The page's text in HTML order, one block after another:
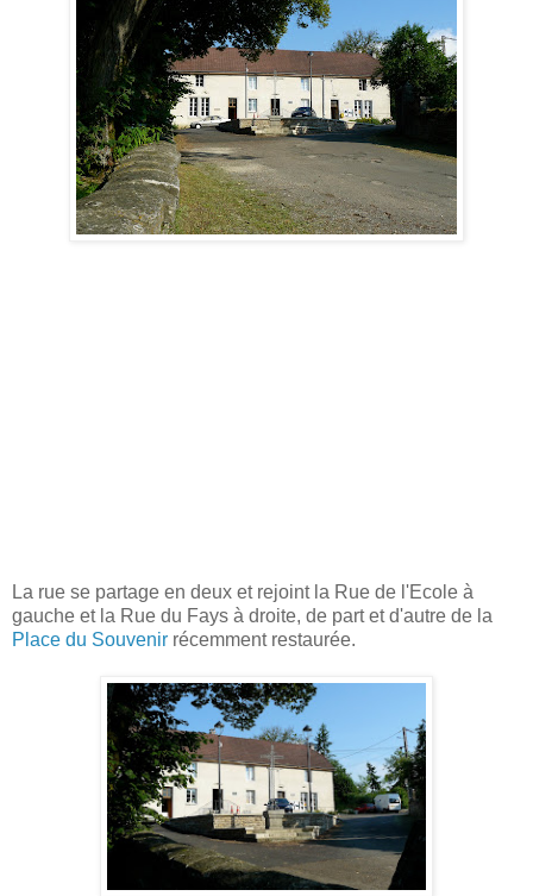
La rue se partage en deux et rejoint la Rue de l'Ecole à
gauche et la Rue du Fays à droite, de part et d'autre de la
Place du Souvenir récemment restaurée.